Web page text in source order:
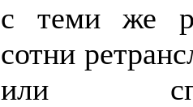
с теми же
сотни
или